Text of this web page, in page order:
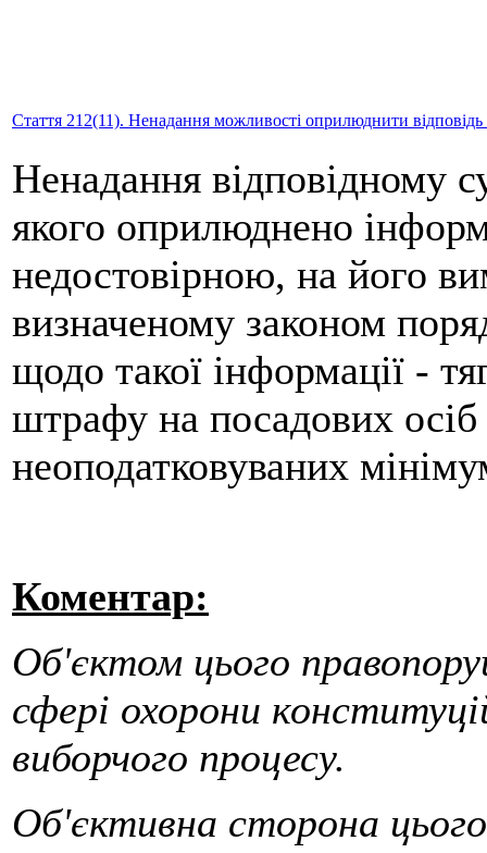
Стаття 212(11). Ненадання можливості оприлюднити
Ненадання відповідному
якого оприлюднено
недостовірною, на його
визначеному законом
щодо такої інформації -
штрафу на посадових осіб
неоподатковуваних
Коментар:
Об'єктом цього
сфері охорони
виборчого процесу.
Об'єктивна сторона